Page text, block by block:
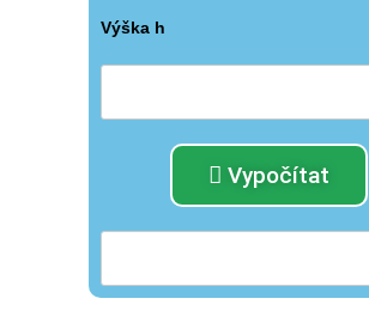
Výška h
Vypočítat